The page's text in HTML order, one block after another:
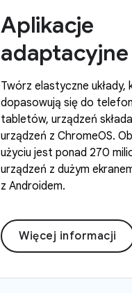
Aplikacje
adaptacyjne
Twórz elastyczne układy,
dopasowują się do
tabletów, urządzeń
urządzeń z ChromeOS.
użyciu jest ponad 270
urządzeń z dużym
z Androidem.
Więcej informacji